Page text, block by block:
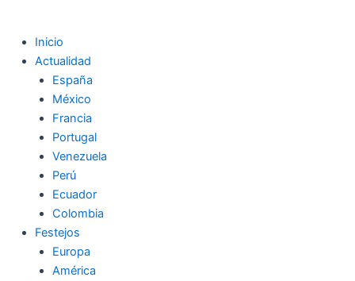
Inicio
Actualidad
España
México
Francia
Portugal
Venezuela
Perú
Ecuador
Colombia
Festejos
Europa
América